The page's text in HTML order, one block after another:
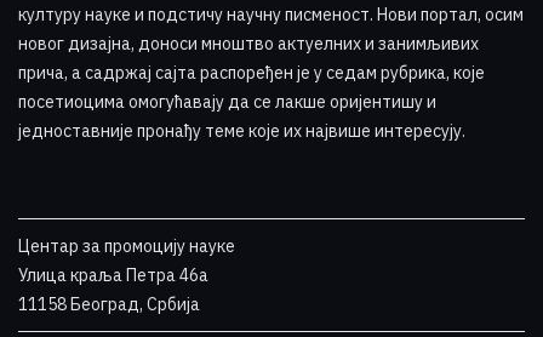
културу науке и подстичу научну писменост. Нови портал, осим
новог дизајна, доноси мноштво актуелних и занимљивих
прича, а садржај сајта распоређен је у седам рубрика, које
посетиоцима омогућавају да се лакше оријентишу и
једноставније пронађу теме које их највише интересују.
Центар за промоцију науке
Улица краља Петра 46a
11158 Београд, Србија